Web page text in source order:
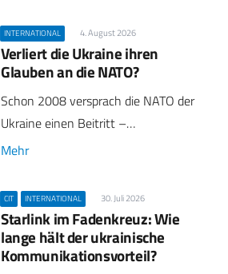
INTERNATIONAL 4. August 2026
Verliert die Ukraine ihren
Glauben an die NATO?
Schon 2008 versprach die NATO der
Ukraine einen Beitritt –…
Mehr
CIT INTERNATIONAL 30. Juli 2026
Starlink im Fadenkreuz: Wie
lange hält der ukrainische
Kommunikationsvorteil?